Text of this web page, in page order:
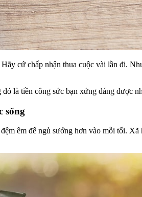
cứ chấp nhận thua cuộc vài lần đi.
là tiền công sức bạn xứng đáng được
sống
êm để ngủ sướng hơn vào mỗi tối.